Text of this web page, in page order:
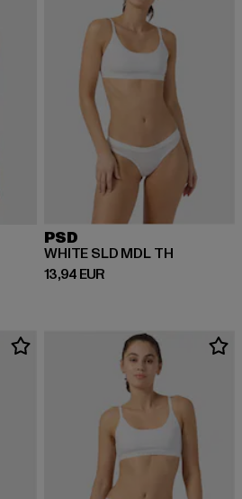
PSD
WHITE SLD MDL TH
13,94 EUR
Derzeitiger Preis: 13,94 EUR